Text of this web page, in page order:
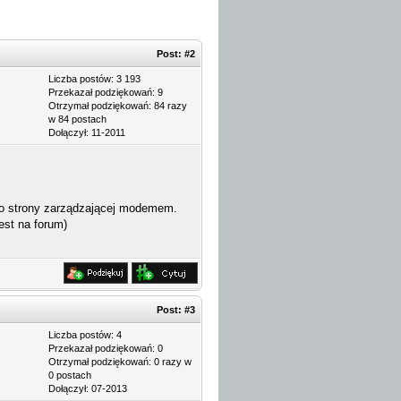
Post: #2
Liczba postów: 3 193
Przekazał podziękowań: 9
Otrzymał podziękowań: 84 razy
w 84 postach
Dołączył: 11-2011
strony zarządzającej modemem.
na forum)
Post: #3
Liczba postów: 4
Przekazał podziękowań: 0
Otrzymał podziękowań: 0 razy w
0 postach
Dołączył: 07-2013